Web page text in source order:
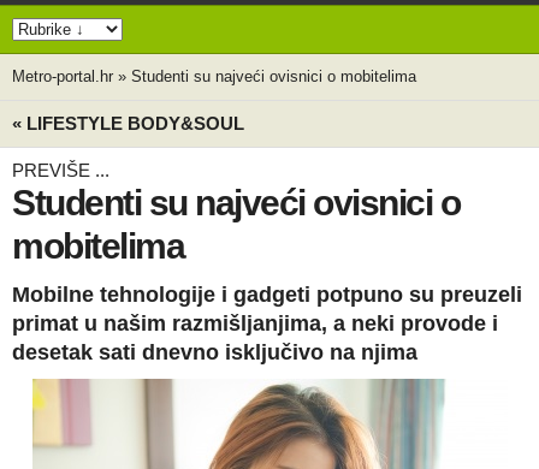
Metro-portal.hr » Studenti su najveći ovisnici o mobitelima
« LIFESTYLE BODY&SOUL
PREVIŠE ...
Studenti su najveći ovisnici o
mobitelima
Mobilne tehnologije i gadgeti potpuno su preuzeli
primat u našim razmišljanjima, a neki provode i
desetak sati dnevno isključivo na njima